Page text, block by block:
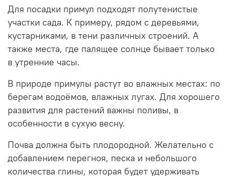
Для посадки примул подходят полутенистые
участки сада. К примеру, рядом с деревьями,
кустарниками, в тени различных строений. А
также места, где палящее солнце бывает только
в утренние часы.
В природе примулы растут во влажных местах: по
берегам водоёмов, влажных лугах. Для хорошего
развития для растений важны поливы, в
особенности в сухую весну.
Почва должна быть плодородной. Желательно с
добавлением перегноя, песка и небольшого
количества глины, которая будет удерживать